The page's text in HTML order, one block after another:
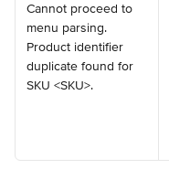
Cannot proceed to
menu parsing.
Product identifier
duplicate found for
SKU <SKU>.